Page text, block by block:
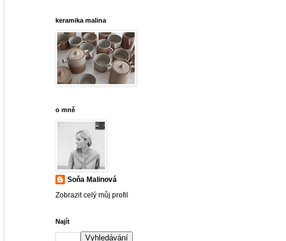
keramika malina
o mně
Soňa Malinová
Zobrazit celý můj profil
Najít